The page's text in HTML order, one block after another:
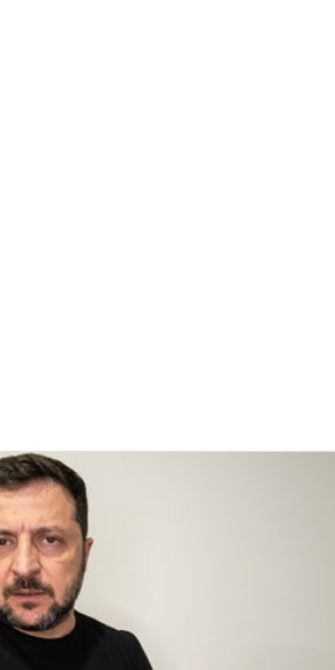
відчутною в Росії":
нових ударів по
й атаки по об'єктах
Одесі та області залишалися без
розкритикував ЮНІСЕФ